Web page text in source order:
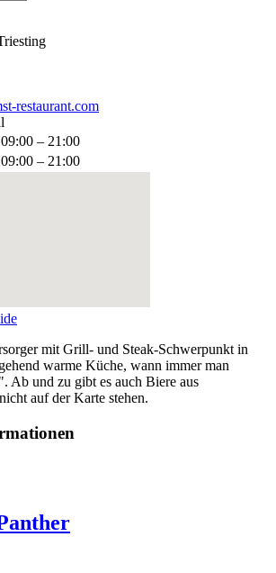
restaurant.com
09:00 – 21:00
09:00 – 21:00
mit Grill- und Steak-Schwerpunkt in
warme Küche, wann immer man
Ab und zu gibt es auch Biere aus
auf der Karte stehen.